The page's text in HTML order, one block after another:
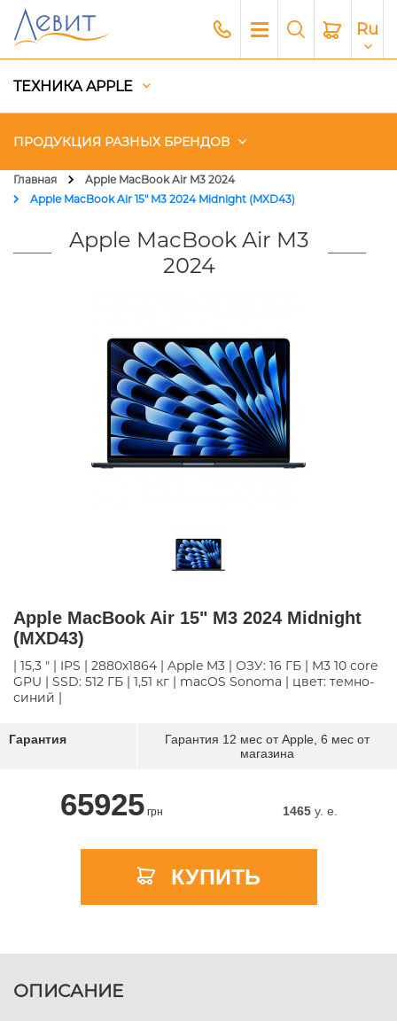
Ru
ТЕХНИКА APPLE
ПРОДУКЦИЯ РАЗНЫХ БРЕНДОВ
Чехлы
Акустика
Платный сервис Apple
Главная
Apple MacBook Air M3 2024
Apple MacBook Air 15" M3 2024 Midnight (MXD43)
Apple MacBook Air M3
2024
Apple MacBook Air 15" M3 2024 Midnight
(MXD43)
| 15,3 " | IPS | 2880x1864 | Apple M3 | ОЗУ: 16 ГБ | M3 10 core
GPU | SSD: 512 ГБ | 1,51 кг | macOS Sonoma | цвет: темно-
синий |
Гарантия
Гарантия 12 мес от Apple, 6 мес от
магазина
65925грн 1465y. e.
КУПИТЬ
ОПИСАНИЕ